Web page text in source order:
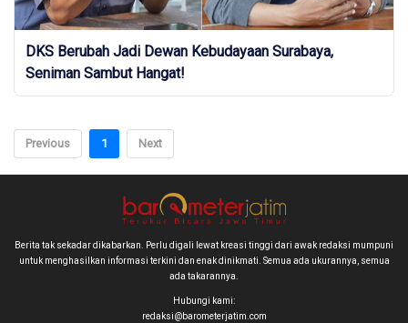
DKS Berubah Jadi Dewan Kebudayaan Surabaya,
Seniman Sambut Hangat!
Previous 1 Next
Berita tak sekadar dikabarkan. Perlu digali lewat kreasi tinggi dari awak redaksi mumpuni
untuk menghasilkan informasi terkini dan enak dinikmati. Semua ada ukurannya, semua
ada takarannya.
Hubungi kami:
redaksi@barometerjatim.com